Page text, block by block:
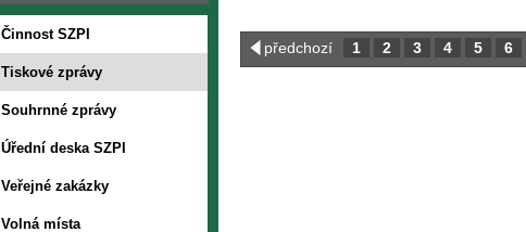
Činnost SZPI
Tiskové zprávy
Souhrnné zprávy
Úřední deska SZPI
Veřejné zakázky
Volná místa
předchozí 1 2 3 4 5 6